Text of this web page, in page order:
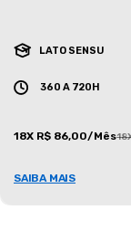
LATO SENSU
360 A 720H
18X R$ 86,00/Mês
SAIBA MAIS